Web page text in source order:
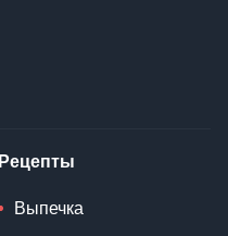
Рецепты
Выпечка